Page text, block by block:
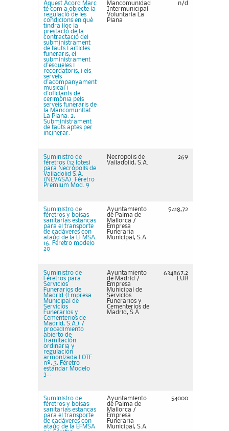
Aquest Acord Marc
té com a objecte la
regulació de les
condicions en què
tindrà lloc la
prestació de la
contractació del
subministrament
de taüts i articles
funeraris; el
subministrament
d'esqueles i
recordatoris; i els
serveis
d'acompanyament
musical i
d'oficiants de
cerimònia pels
serveis funeraris de
la Mancomunitat
La Plana. 2:
Subministrament
de taüts aptes per
incinerar.
Mancomunidad
Intermunicipal
Voluntaria La
Plana
n/d
Suministro de
féretros (12 lotes)
para Necrópolis de
Valladolid S.A.
(NEVASA). Féretro
Premium Mod. 9
Necropolis de
Valladolid, S.A.
269
Suministro de
féretros y bolsas
sanitarias estancas
para el transporte
de cadáveres con
ataúd de la EFMSA
16. Féretro modelo
20
Ayuntamiento
de Palma de
Mallorca /
Empresa
Funeraria
Municipal, S.A.
9418,72
Suministro de
Féretros para
Servicios
Funerarios de
Madrid (Empresa
Municipal de
Servicios
Funerarios y
Cementerios de
Madrid, S.A.) /
procedimiento
abierto de
tramitación
ordinaria y
regulación
armonizada LOTE
nº: 3: Féretro
estándar Modelo
3...
Ayuntamiento
de Madrid /
Empresa
Municipal de
Servicios
Funerarios y
Cementerios de
Madrid, S.A
634867,2
EUR
Suministro de
féretros y bolsas
sanitarias estancas
para el transporte
de cadáveres con
ataúd de la EFMSA
Ayuntamiento
de Palma de
Mallorca /
Empresa
Funeraria
Municipal, S.A.
54000